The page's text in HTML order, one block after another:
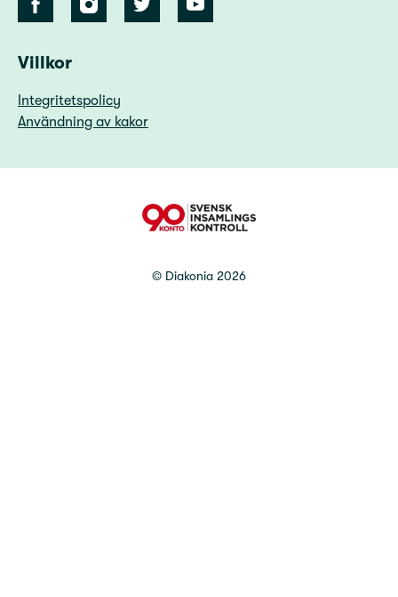
Villkor
Integritetspolicy
Användning av kakor
90 Konto
© Diakonia 2026